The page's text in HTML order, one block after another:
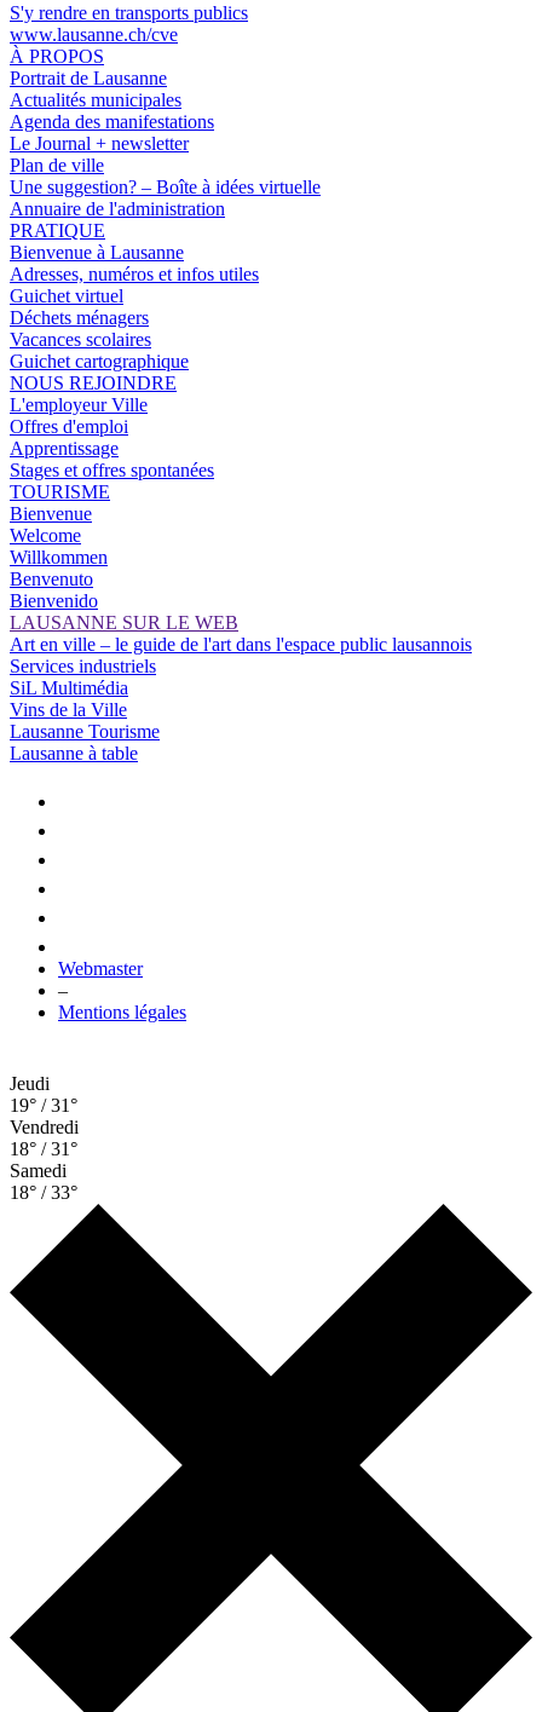
S'y rendre en transports publics
www.lausanne.ch/cve
À PROPOS
Portrait de Lausanne
Actualités municipales
Agenda des manifestations
Le Journal + newsletter
Plan de ville
Une suggestion? – Boîte à idées virtuelle
Annuaire de l'administration
PRATIQUE
Bienvenue à Lausanne
Adresses, numéros et infos utiles
Guichet virtuel
Déchets ménagers
Vacances scolaires
Guichet cartographique
NOUS REJOINDRE
L'employeur Ville
Offres d'emploi
Apprentissage
Stages et offres spontanées
TOURISME
Bienvenue
Welcome
Willkommen
Benvenuto
Bienvenido
LAUSANNE SUR LE WEB
Art en ville – le guide de l'art dans l'espace public lausannois
Services industriels
SiL Multimédia
Vins de la Ville
Lausanne Tourisme
Lausanne à table
Webmaster
–
Mentions légales
Jeudi
19° / 31°
Vendredi
18° / 31°
Samedi
18° / 33°